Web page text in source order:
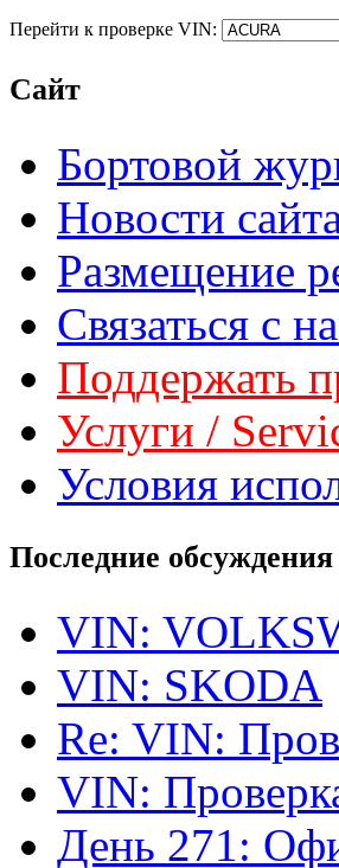
Перейти к проверке VIN:
Сайт
Бортовой
Новости
Размещение
Связаться с
Поддержать
Услуги /
Условия
Последние обсуждения
VIN:
VIN: SKODA
Re: VIN:
VIN:
День 271: